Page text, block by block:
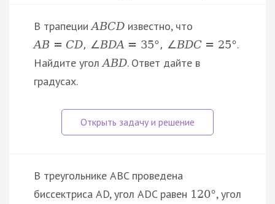
В трапецииABCD известно, что
AB = CD, ∠BDA = 35°, ∠BDC = 25°.
Найдите уголABD. Ответ дайте в
градусах.
В треугольнике ABC проведена
биссектриса AD, угол ADC равен 120°, угол